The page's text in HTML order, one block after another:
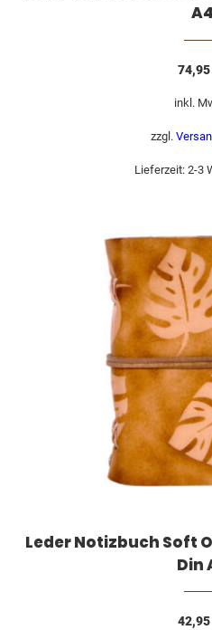
A4
74,95
inkl.
zzgl.
Lieferzeit: 2-3
Leder Notizbuch Soft
Din
42,95